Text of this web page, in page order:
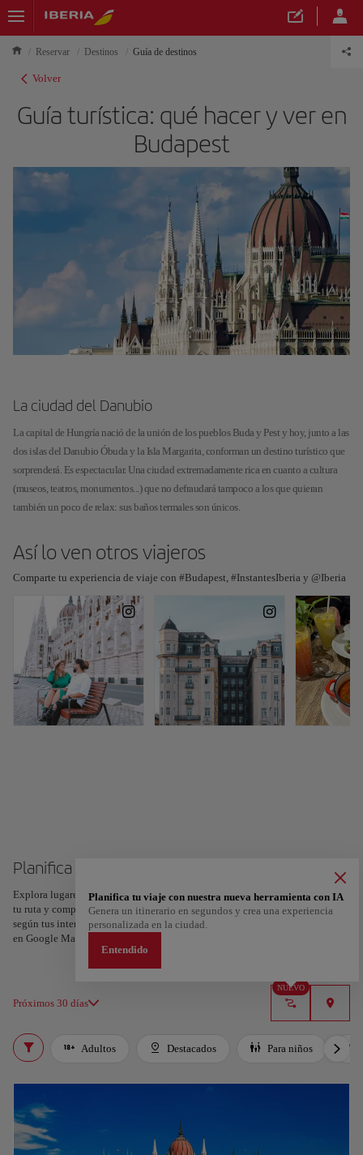
Reservar Destinos Guía de destinos
Volver
Guía turística: qué hacer y ver en
Budapest
La ciudad del Danubio
La capital de Hungría nació de la unión de los pueblos Buda y Pest y hoy, junto a las
dos islas del Danubio Óbuda y la Isla Margarita, conforman un destino turístico que
sorprenderá. Es espectacular. Una ciudad extremadamente rica en cuanto a cultura
(museos, teatros, monumentos...) que no defraudará tampoco a los que quieran
también un poco de relax: sus baños termales son únicos.
Así lo ven otros viajeros
Comparte tu experiencia de viaje con #Budapest, #InstantesIberia y @Iberia
Planifica tu viaje a Budapest
Explora lugares, experiencias y marca con el corazón tus favoritos para crear
tu ruta y compartirla. ¿Quieres más ideas? Obtén un itinerario personalizado
según tus intereses y la duración de tu viaje: en sólo dos pasos y descargable
en Google Maps.
Próximos 30 días
NUEVO
Planifica tu viaje con nuestra nueva herramienta con IA
Genera un itinerario en segundos y crea una experiencia
personalizada en la ciudad.
Entendido
Adultos Destacados Para niños